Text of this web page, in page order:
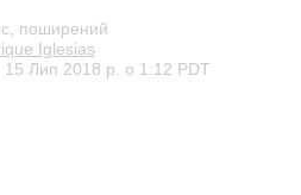
поширений
Iglesias
Лип 2018 р. о 1:12 PDT